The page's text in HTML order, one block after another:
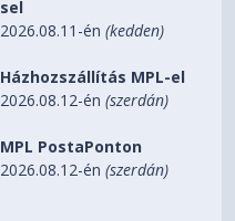
sel
2026.08.11-én(kedden)
Házhozszállítás MPL-el
2026.08.12-én(szerdán)
MPL PostaPonton
2026.08.12-én(szerdán)